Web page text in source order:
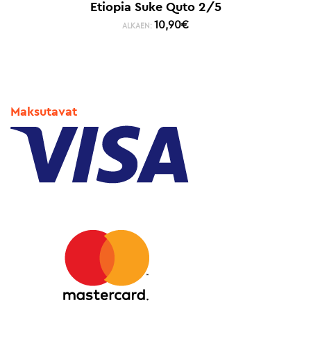
Etiopia Suke Quto 2/5
ALKAEN: 10,90€
Maksutavat